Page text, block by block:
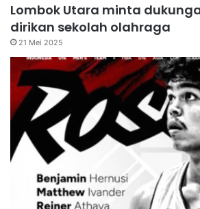
Lombok Utara minta
dirikan sekolah olahraga
21 Mei 2025